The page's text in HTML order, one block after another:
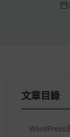
文章目錄
WordPress